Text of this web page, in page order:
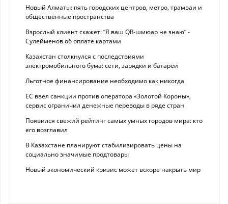
Новый Алматы: пять городских центров, метро, трамваи и
общественные пространства
Взрослый клиент скажет: “Я ваш QR-шмюар не знаю“ -
Сулейменов об оплате картами
Казахстан столкнулся с последствиями
электромобильного бума: сети, зарядки и батареи
Льготное финансирование необходимо как никогда
ЕС ввел санкции против оператора «Золотой Короны»,
сервис ограничил денежные переводы в ряде стран
Появился свежий рейтинг самых умных городов мира: кто
его возглавил
В Казахстане планируют стабилизировать цены на
социально значимые продтовары
Новый экономический кризис может вскоре накрыть мир